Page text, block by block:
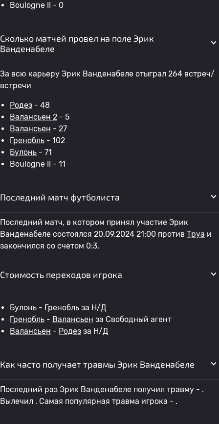
Boulogne II - 0
Сколько матчей провел на поле Эрик
Ванденабеле
За всю карьеру Эрик Ванденабеле отыграл 264 встреч/
встречи
Родез - 48
Валансьен 2 - 5
Валансьен - 27
Гренобль - 102
Булонь - 71
Boulogne II - 11
Последний матч футболиста
Последний матч, в котором принял участие Эрик
Ванденабеле состоялся 20.09.2024 21:00 против Труа и
закончился со счетом 0:3.
Стоимость переходов игрока
Булонь - Гренобль за Н/Д
Гренобль - Валансьен за Свободный агент
Валансьен - Родез за Н/Д
Как часто получает травмы Эрик Ванденабеле
Последний раз Эрик Ванденабеле получил травму - .
Вылечил . Самая популярная травма игрока - .